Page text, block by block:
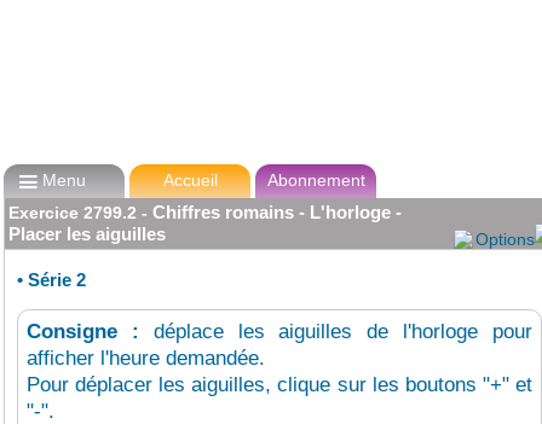
Menu Accueil
Abonnement
Exercice 2799.2 - Chiffres romains - L'horloge -
Placer les aiguilles
Options
• Série 2
Consigne : déplace les aiguilles de l'horloge pour
afficher l'heure demandée.
Pour déplacer les aiguilles, clique sur les boutons "+" et
"-".